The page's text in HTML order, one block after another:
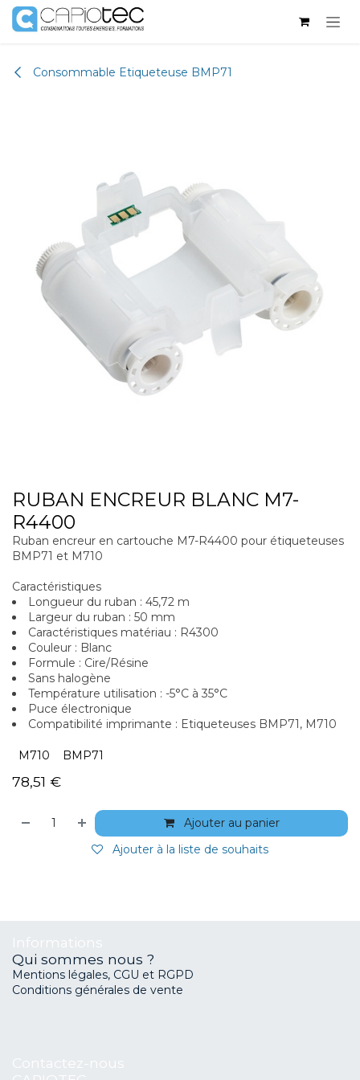
Se rendre au contenu
Consommable Etiqueteuse BMP71
RUBAN ENCREUR BLANC M7-
R4400
Ruban encreur en cartouche M7-R4400 pour étiqueteuses
BMP71 et M710
Caractéristiques
Longueur du ruban : 45,72 m
Largeur du ruban : 50 mm
Caractéristiques matériau : R4300
Couleur : Blanc
Formule : Cire/Résine
Sans halogène
Température utilisation : -5°C à 35°C
Puce électronique
Compatibilité imprimante : Etiqueteuses BMP71, M710
M710 BMP71
78,51 €
Ajouter au panier
Ajouter à la liste de souhaits
Qui sommes nous ?
Mentions légales, CGU et RGPD
Conditions générales de vente